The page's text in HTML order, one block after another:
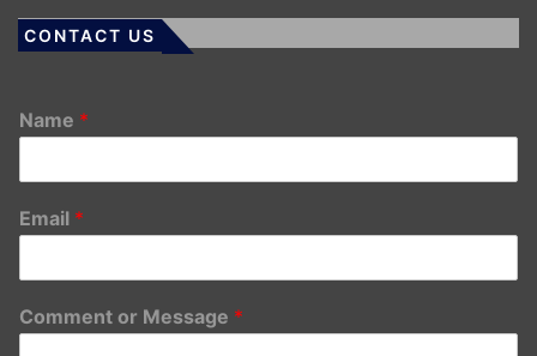
CONTACT US
Name *
Email *
Comment or Message *